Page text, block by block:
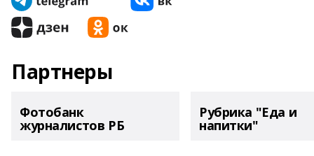
Партнеры
Фотобанк
журналистов РБ
Рубрика "Еда и
напитки"